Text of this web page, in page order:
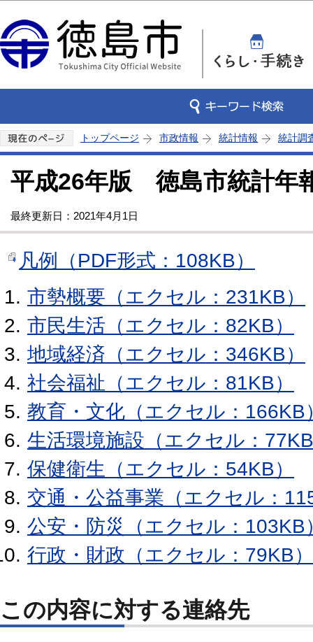
トップページ 市政情報 統計情報 統計調
平成26年版 徳島市統計年
最終更新日：2021年4月1日
凡例（PDF形式：108KB）
市勢概要（エクセル：231KB）
市民生活（エクセル：82KB）
地域経済（エクセル：346KB）
社会福祉（エクセル：81KB）
教育・文化（エクセル：166KB
生活環境施設（エクセル：
保健衛生（エクセル：54KB）
交通・公益事業（エクセル：
公安・防災（エクセル：103KB
行政・財政（エクセル：79KB）
この内容に対する連絡先